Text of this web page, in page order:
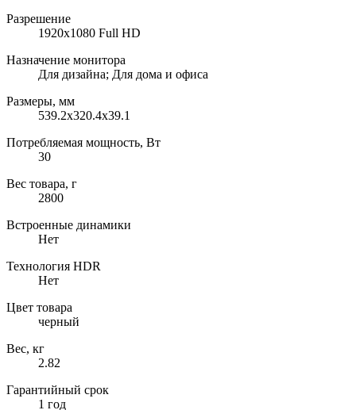
Разрешение
1920x1080 Full HD
Назначение монитора
Для дизайна; Для дома и офиса
Размеры, мм
539.2х320.4х39.1
Потребляемая мощность, Вт
30
Вес товара, г
2800
Встроенные динамики
Нет
Технология HDR
Нет
Цвет товара
черный
Вес, кг
2.82
Гарантийный срок
1 год